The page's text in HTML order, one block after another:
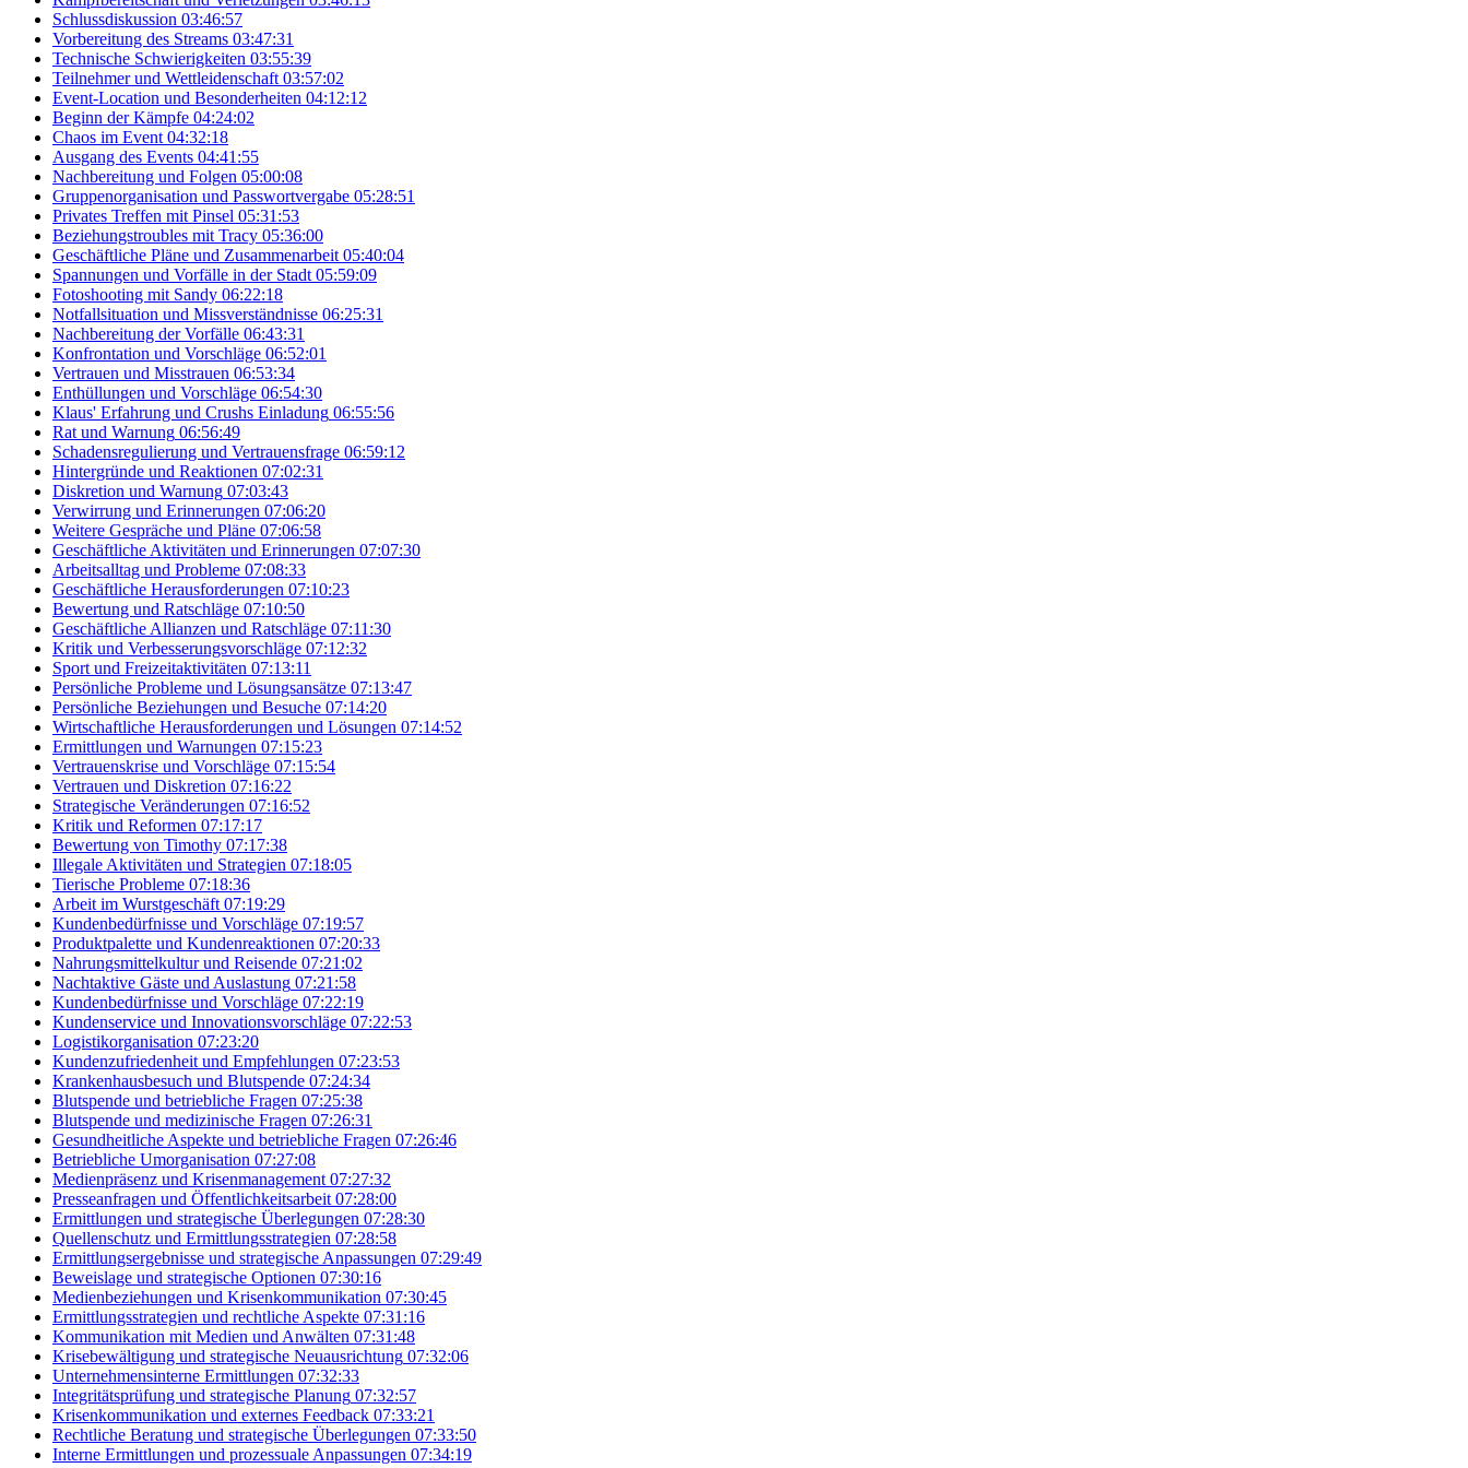
Schlussdiskussion 03:46:57
Vorbereitung des Streams 03:47:31
Technische Schwierigkeiten 03:55:39
Teilnehmer und Wettleidenschaft 03:57:02
Event-Location und Besonderheiten 04:12:12
Beginn der Kämpfe 04:24:02
Chaos im Event 04:32:18
Ausgang des Events 04:41:55
Nachbereitung und Folgen 05:00:08
Gruppenorganisation und Passwortvergabe 05:28:51
Privates Treffen mit Pinsel 05:31:53
Beziehungstroubles mit Tracy 05:36:00
Geschäftliche Pläne und Zusammenarbeit 05:40:04
Spannungen und Vorfälle in der Stadt 05:59:09
Fotoshooting mit Sandy 06:22:18
Notfallsituation und Missverständnisse 06:25:31
Nachbereitung der Vorfälle 06:43:31
Konfrontation und Vorschläge 06:52:01
Vertrauen und Misstrauen 06:53:34
Enthüllungen und Vorschläge 06:54:30
Klaus' Erfahrung und Crushs Einladung 06:55:56
Rat und Warnung 06:56:49
Schadensregulierung und Vertrauensfrage 06:59:12
Hintergründe und Reaktionen 07:02:31
Diskretion und Warnung 07:03:43
Verwirrung und Erinnerungen 07:06:20
Weitere Gespräche und Pläne 07:06:58
Geschäftliche Aktivitäten und Erinnerungen 07:07:30
Arbeitsalltag und Probleme 07:08:33
Geschäftliche Herausforderungen 07:10:23
Bewertung und Ratschläge 07:10:50
Geschäftliche Allianzen und Ratschläge 07:11:30
Kritik und Verbesserungsvorschläge 07:12:32
Sport und Freizeitaktivitäten 07:13:11
Persönliche Probleme und Lösungsansätze 07:13:47
Persönliche Beziehungen und Besuche 07:14:20
Wirtschaftliche Herausforderungen und Lösungen 07:14:52
Ermittlungen und Warnungen 07:15:23
Vertrauenskrise und Vorschläge 07:15:54
Vertrauen und Diskretion 07:16:22
Strategische Veränderungen 07:16:52
Kritik und Reformen 07:17:17
Bewertung von Timothy 07:17:38
Illegale Aktivitäten und Strategien 07:18:05
Tierische Probleme 07:18:36
Arbeit im Wurstgeschäft 07:19:29
Kundenbedürfnisse und Vorschläge 07:19:57
Produktpalette und Kundenreaktionen 07:20:33
Nahrungsmittelkultur und Reisende 07:21:02
Nachtaktive Gäste und Auslastung 07:21:58
Kundenbedürfnisse und Vorschläge 07:22:19
Kundenservice und Innovationsvorschläge 07:22:53
Logistikorganisation 07:23:20
Kundenzufriedenheit und Empfehlungen 07:23:53
Krankenhausbesuch und Blutspende 07:24:34
Blutspende und betriebliche Fragen 07:25:38
Blutspende und medizinische Fragen 07:26:31
Gesundheitliche Aspekte und betriebliche Fragen 07:26:46
Betriebliche Umorganisation 07:27:08
Medienpräsenz und Krisenmanagement 07:27:32
Presseanfragen und Öffentlichkeitsarbeit 07:28:00
Ermittlungen und strategische Überlegungen 07:28:30
Quellenschutz und Ermittlungsstrategien 07:28:58
Ermittlungsergebnisse und strategische Anpassungen 07:29:49
Beweislage und strategische Optionen 07:30:16
Medienbeziehungen und Krisenkommunikation 07:30:45
Ermittlungsstrategien und rechtliche Aspekte 07:31:16
Kommunikation mit Medien und Anwälten 07:31:48
Krisebewältigung und strategische Neuausrichtung 07:32:06
Unternehmensinterne Ermittlungen 07:32:33
Integritätsprüfung und strategische Planung 07:32:57
Krisenkommunikation und externes Feedback 07:33:21
Rechtliche Beratung und strategische Überlegungen 07:33:50
Interne Ermittlungen und prozessuale Anpassungen 07:34:19